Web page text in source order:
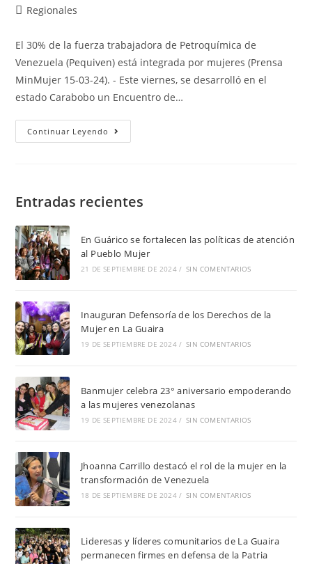
Regionales
El 30% de la fuerza trabajadora de Petroquímica de
Venezuela (Pequiven) está integrada por mujeres (Prensa
MinMujer 15-03-24). - Este viernes, se desarrolló en el
estado Carabobo un Encuentro de…
Continuar Leyendo
Entradas recientes
En Guárico se fortalecen las políticas de atención
al Pueblo Mujer
21 DE SEPTIEMBRE DE 2024 / SIN COMENTARIOS
Inauguran Defensoría de los Derechos de la
Mujer en La Guaira
19 DE SEPTIEMBRE DE 2024 / SIN COMENTARIOS
Banmujer celebra 23° aniversario empoderando
a las mujeres venezolanas
19 DE SEPTIEMBRE DE 2024 / SIN COMENTARIOS
Jhoanna Carrillo destacó el rol de la mujer en la
transformación de Venezuela
18 DE SEPTIEMBRE DE 2024 / SIN COMENTARIOS
Lideresas y líderes comunitarios de La Guaira
permanecen firmes en defensa de la Patria